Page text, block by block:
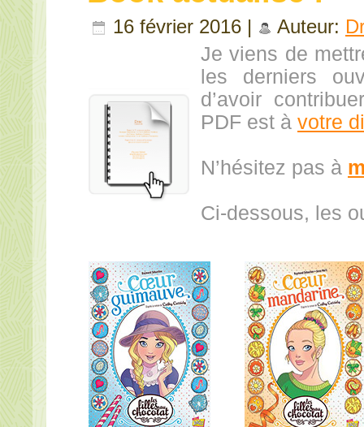
16 février 2016 | Auteur:
Je viens de
les derniers
d’avoir
PDF est à votre
N’hésitez pas à
Ci-dessous, les